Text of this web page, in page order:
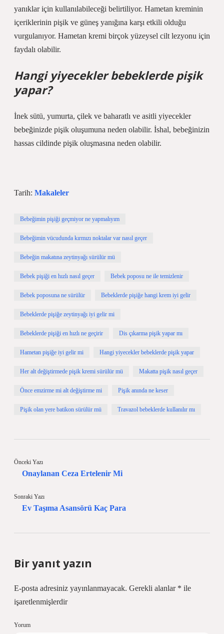
yanıklar için kullanılabileceği belirtiliyor. Hametan kreminin
içeriklerinin pişik ve güneş yanığına karşı etkili olduğu
vurgulanıyor. Hametan kremi birçok yüzeysel cilt lezyonu için
faydalı olabilir.
Hangi yiyecekler bebeklerde pişik
yapar?
İnek sütü, yumurta, çilek ve baharatlı ve asitli yiyecekler
bebeğinizde pişik oluşumuna neden olabilir. İshal, bebeğinizin
hassas cildinde pişik oluşmasına neden olabilir.
Tarih: Makaleler
Bebeğimin pişiği geçmiyor ne yapmalıyım
Bebeğimin vücudunda kırmızı noktalar var nasıl geçer
Bebeğin makatına zeytinyağı sürülür mü
Bebek pişiği en hızlı nasıl geçer Bebek poposu ne ile temizlenir
Bebek poposuna ne sürülür Bebeklerde pişiğe hangi krem iyi gelir
Bebeklerde pişiğe zeytinyağı iyi gelir mi
Bebeklerde pişiği en hızlı ne geçirir Dis çıkarma pişik yapar mı
Hametan pişiğe iyi gelir mi Hangi yiyecekler bebeklerde pişik yapar
Her alt değiştirmede pişik kremi sürülür mü Makatta pişik nasıl geçer
Önce emzirme mi alt değiştirme mi Pişik anında ne keser
Pişik olan yere batikon sürülür mü Travazol bebeklerde kullanılır mı
Önceki Yazı
Onaylanan Ceza Ertelenir Mi
Sonraki Yazı
Ev Taşıma Asansörü Kaç Para
Bir yanıt yazın
E-posta adresiniz yayınlanmayacak. Gerekli alanlar * ile
işaretlenmişlerdir
Yorum